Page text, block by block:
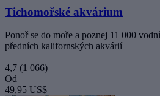
Tichomořské akvárium
Ponoř se do moře a poznej 11 000
předních kalifornských akvárií
4,7 (1 066)
Od
49,95 US$